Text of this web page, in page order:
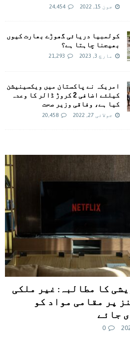
جون 15, 2022 24,454
کولمبیا دریائی گھوڑے بھارت کیوں
بھیجنا چاہتا ہے؟
مارچ 3, 2023 21,293
امريکہ نے پاکستان میں ویکسینیشن
کیلئے اضافی 2 کروڑ ڈالر کا وعدہ
کیا ہے، وفاقی وزیر صحت
جولائی 27, 2022 20,458
کا مطالبہ: غیر ملکی
پر مقامی مواد کو
جائے
0